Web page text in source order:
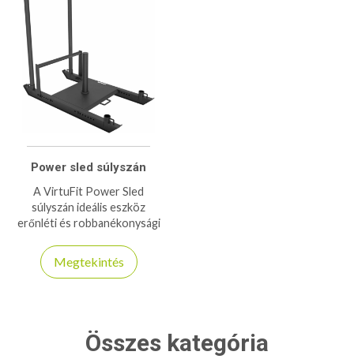
Power sled súlyszán
A VirtuFit Power Sled
súlyszán ideális eszköz
erőnléti és robbanékonysági
kialakítás, különböző súlyokkal
terhelhető.
Megtekintés
Összes kategória